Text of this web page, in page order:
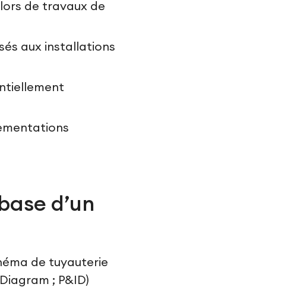
de travaux de
aux installations
d’un
de tuyauterie
; P&ID)